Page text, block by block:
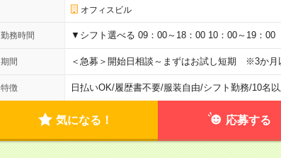
オフィスビル
勤務時間 ▼シフト選べる 09：00～18：00 10：00～19：
期間 ＜急募＞開始日相談～まずはお試し短期 ※3か月
特徴 日払いOK/履歴書不要/服装自由/シフト勤務/10名
気になる！ 応募する